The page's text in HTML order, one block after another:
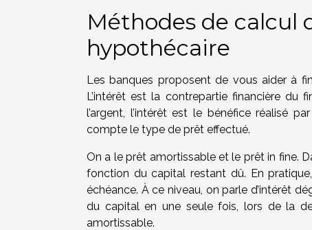
Méthodes de calcul
hypothécaire
Les banques proposent de vous aider à
L’intérêt est la contrepartie financière du
l’argent, l’intérêt est le bénéfice réalisé
compte le type de prêt effectué.
On a le prêt amortissable et le prêt in fine.
fonction du capital restant dû. En
échéance. À ce niveau, on parle d’intérêt
du capital en une seule fois, lors de la
amortissable.